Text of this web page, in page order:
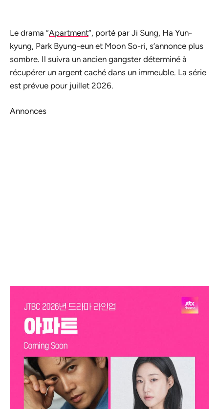
Le drama “Apartment”, porté par Ji Sung, Ha Yun-
kyung, Park Byung-eun et Moon So-ri, s’annonce plus
sombre. Il suivra un ancien gangster déterminé à
récupérer un argent caché dans un immeuble. La série
est prévue pour juillet 2026.
Annonces